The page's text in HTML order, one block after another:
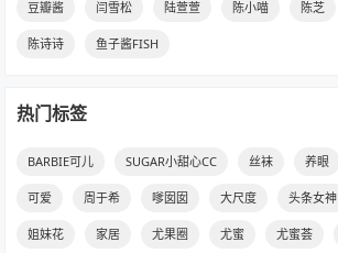
豆瓣酱 闫雪松 陆萱萱 陈小喵 陈芝
陈诗诗 鱼子酱FISH
热门标签
BARBIE可儿 SUGAR小甜心CC 丝袜 养眼
可爱 周于希 嗲囡囡 大尺度 头条女神
姐妹花 家居 尤果圈 尤蜜 尤蜜荟